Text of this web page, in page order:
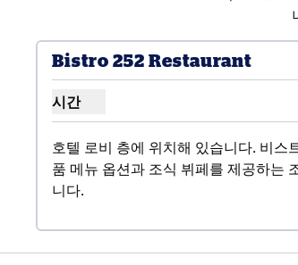
1/2이전 이미지
Bistro 252 Restaurant
시간
비스트로 252 레스토랑 시간 표시
호텔 로비 층에 위치해 있습니다. 비스
품 메뉴 옵션과 조식 뷔페를 제공하는
니다.